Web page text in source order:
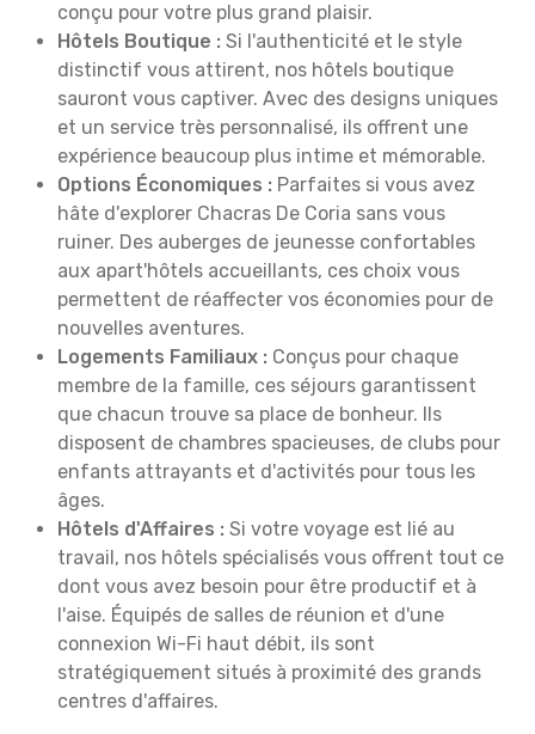
conçu pour votre plus grand plaisir.
Hôtels Boutique : Si l'authenticité et le style
distinctif vous attirent, nos hôtels boutique
sauront vous captiver. Avec des designs uniques
et un service très personnalisé, ils offrent une
expérience beaucoup plus intime et mémorable.
Options Économiques : Parfaites si vous avez
hâte d'explorer Chacras De Coria sans vous
ruiner. Des auberges de jeunesse confortables
aux apart'hôtels accueillants, ces choix vous
permettent de réaffecter vos économies pour de
nouvelles aventures.
Logements Familiaux : Conçus pour chaque
membre de la famille, ces séjours garantissent
que chacun trouve sa place de bonheur. Ils
disposent de chambres spacieuses, de clubs pour
enfants attrayants et d'activités pour tous les
âges.
Hôtels d'Affaires : Si votre voyage est lié au
travail, nos hôtels spécialisés vous offrent tout ce
dont vous avez besoin pour être productif et à
l'aise. Équipés de salles de réunion et d'une
connexion Wi-Fi haut débit, ils sont
stratégiquement situés à proximité des grands
centres d'affaires.